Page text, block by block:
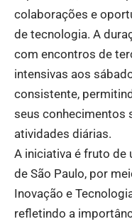
colaborações e
de tecnologia. A
com encontros de
intensivas aos
consistente,
seus conhecimentos
atividades diárias.
A iniciativa é fruto de
de São Paulo, por
Inovação e
refletindo a